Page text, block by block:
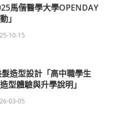
馬偕醫學大學OPENDAY
」
10-15
造型設計「高中職學生
體驗與升學說明」
03-05